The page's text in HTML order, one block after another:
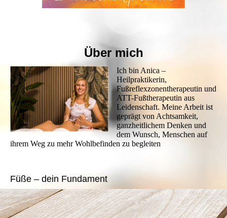
Über mich
Ich bin Anica –
Heilpraktikerin,
Fußreflexzonentherapeutin und
ATT-Fußtherapeutin aus
Leidenschaft. Meine Arbeit ist
geprägt von Achtsamkeit,
ganzheitlichem Denken und
dem Wunsch, Menschen auf
ihrem Weg zu mehr Wohlbefinden zu begleiten
Füße – dein Fundament